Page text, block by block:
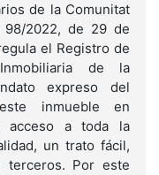
de la Comunitat
98/2022, de 29 de
el Registro de
de la
expreso del
inmueble en
acceso a toda la
un trato fácil,
terceros. Por este